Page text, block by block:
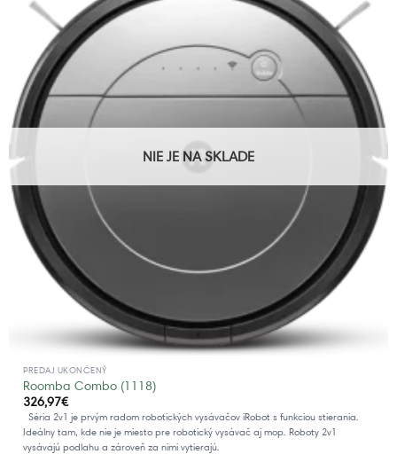
NIE JE NA SKLADE
PREDAJ UKONČENÝ
Roomba Combo (1118)
326,97€
Séria 2v1 je prvým radom robotických vysávačov iRobot s funkciou stierania.
Ideálny tam, kde nie je miesto pre robotický vysávač aj mop. Roboty 2v1
vysávajú podlahu a zároveň za nimi vytierajú.